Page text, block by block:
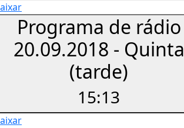
Programa de rádio
20.09.2018 - Quinta
(tarde)
15:13